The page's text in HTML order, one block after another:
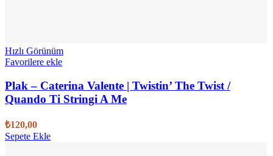
Hızlı Görünüm
Favorilere ekle
Plak – Caterina Valente | Twistin’ The Twist /
Quando Ti Stringi A Me
₺120,00
Sepete Ekle